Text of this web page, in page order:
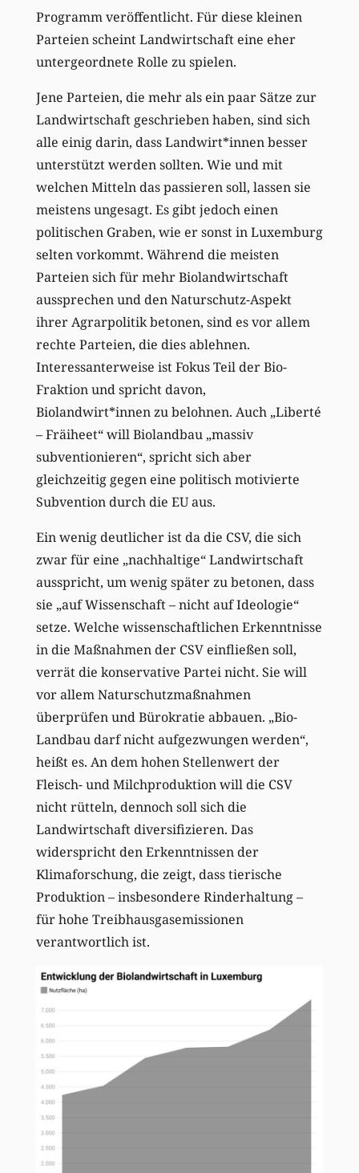
Programm veröffentlicht. Für diese kleinen
Parteien scheint Landwirtschaft eine eher
untergeordnete Rolle zu spielen.
Jene Parteien, die mehr als ein paar Sätze zur
Landwirtschaft geschrieben haben, sind sich
alle einig darin, dass Landwirt*innen besser
unterstützt werden sollten. Wie und mit
welchen Mitteln das passieren soll, lassen sie
meistens ungesagt. Es gibt jedoch einen
politischen Graben, wie er sonst in Luxemburg
selten vorkommt. Während die meisten
Parteien sich für mehr Biolandwirtschaft
aussprechen und den Naturschutz-Aspekt
ihrer Agrarpolitik betonen, sind es vor allem
rechte Parteien, die dies ablehnen.
Interessanterweise ist Fokus Teil der Bio-
Fraktion und spricht davon,
Biolandwirt*innen zu belohnen. Auch „Liberté
– Fräiheet“ will Biolandbau „massiv
subventionieren“, spricht sich aber
gleichzeitig gegen eine politisch motivierte
Subvention durch die EU aus.
Ein wenig deutlicher ist da die CSV, die sich
zwar für eine „nachhaltige“ Landwirtschaft
ausspricht, um wenig später zu betonen, dass
sie „auf Wissenschaft – nicht auf Ideologie“
setze. Welche wissenschaftlichen Erkenntnisse
in die Maßnahmen der CSV einfließen soll,
verrät die konservative Partei nicht. Sie will
vor allem Naturschutzmaßnahmen
überprüfen und Bürokratie abbauen. „Bio-
Landbau darf nicht aufgezwungen werden“,
heißt es. An dem hohen Stellenwert der
Fleisch- und Milchproduktion will die CSV
nicht rütteln, dennoch soll sich die
Landwirtschaft diversifizieren. Das
widerspricht den Erkenntnissen der
Klimaforschung, die zeigt, dass tierische
Produktion – insbesondere Rinderhaltung –
für hohe Treibhausgasemissionen
verantwortlich ist.